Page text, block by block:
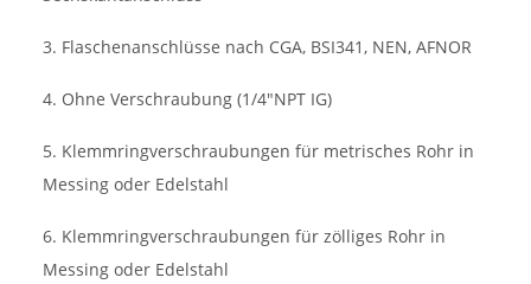
3. Flaschenanschlüsse nach CGA, BSI341, NEN, AFNOR
4. Ohne Verschraubung (1/4"NPT IG)
5. Klemmringverschraubungen für metrisches Rohr in
Messing oder Edelstahl
6. Klemmringverschraubungen für zölliges Rohr in
Messing oder Edelstahl